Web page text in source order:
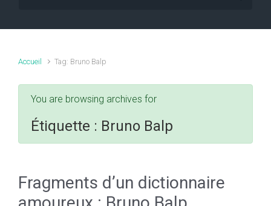
Accueil Tag: Bruno Balp
You are browsing archives for
Étiquette : Bruno Balp
Fragments d’un dictionnaire